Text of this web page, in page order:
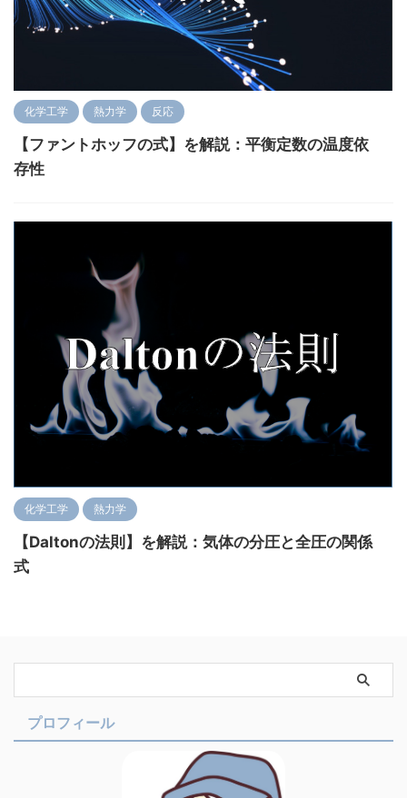
化学工学 熱力学 反応
【ファントホッフの式】を解説：平衡定数の温度依
存性
化学工学 熱力学
【Daltonの法則】を解説：気体の分圧と全圧の関係
式
プロフィール